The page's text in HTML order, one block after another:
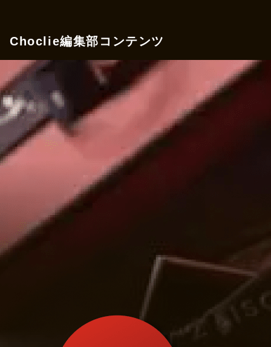
Choclie編集部コンテンツ